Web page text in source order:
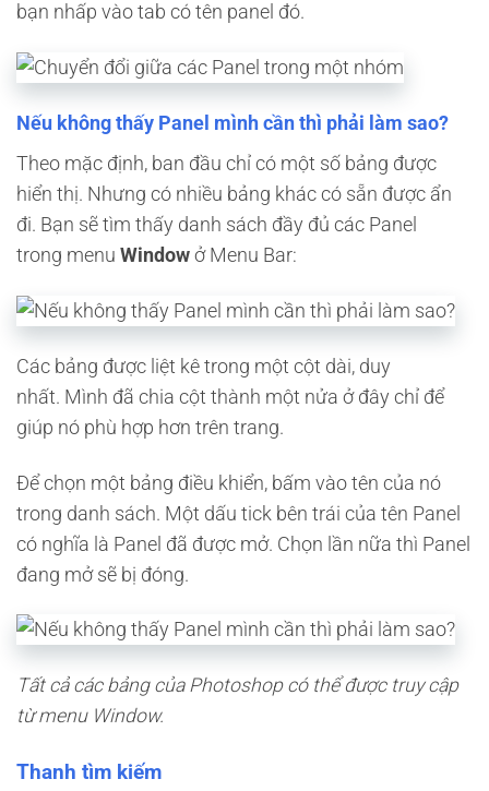
bạn nhấp vào tab có tên panel đó.
Nếu không thấy Panel mình cần thì phải làm sao?
Theo mặc định, ban đầu chỉ có một số bảng được
hiển thị. Nhưng có nhiều bảng khác có sẵn được ẩn
đi. Bạn sẽ tìm thấy danh sách đầy đủ các Panel
trong menu Window ở Menu Bar:
Các bảng được liệt kê trong một cột dài, duy
nhất. Mình đã chia cột thành một nửa ở đây chỉ để
giúp nó phù hợp hơn trên trang.
Để chọn một bảng điều khiển, bấm vào tên của nó
trong danh sách. Một dấu tick bên trái của tên Panel
có nghĩa là Panel đã được mở. Chọn lần nữa thì Panel
đang mở sẽ bị đóng.
Tất cả các bảng của Photoshop có thể được truy cập
từ menu Window.
Thanh tìm kiếm